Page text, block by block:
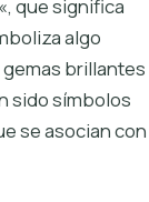
«, que significa
algo
brillantes
sido símbolos
se asocian con